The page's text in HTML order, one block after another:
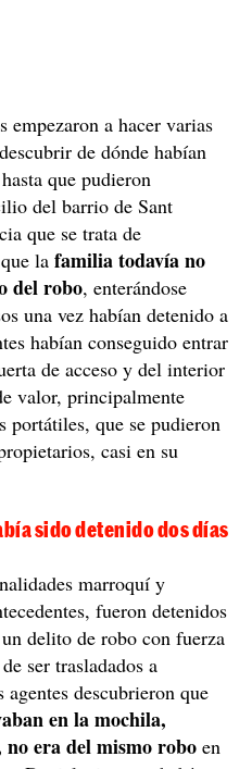
empezaron a hacer varias
de dónde habían
que pudieron
del barrio de Sant
que se trata de
la familia todavía no
del robo, enterándose
una vez habían detenido a
habían conseguido entrar
de acceso y del interior
valor, principalmente
portátiles, que se pudieron
casi en su
sido detenido dos días
marroquí y
fueron detenidos
delito de robo con fuerza
ser trasladados a
descubrieron que
en la mochila,
no era del mismo robo en